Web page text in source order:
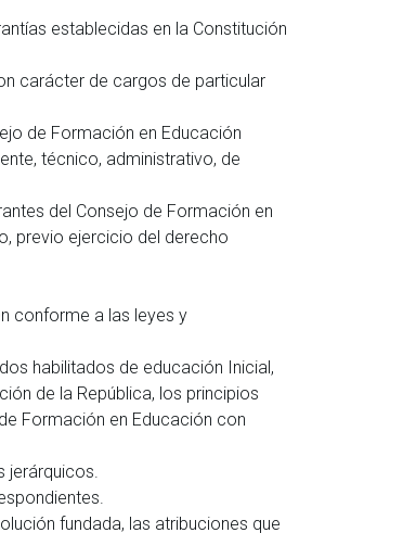
establecidas en la Constitución
carácter de cargos de particular
de Formación en Educación
técnico, administrativo, de
del Consejo de Formación en
previo ejercicio del derecho
conforme a las leyes y
habilitados de educación Inicial,
de la República, los principios
Formación en Educación con
jerárquicos.
fundada, las atribuciones que